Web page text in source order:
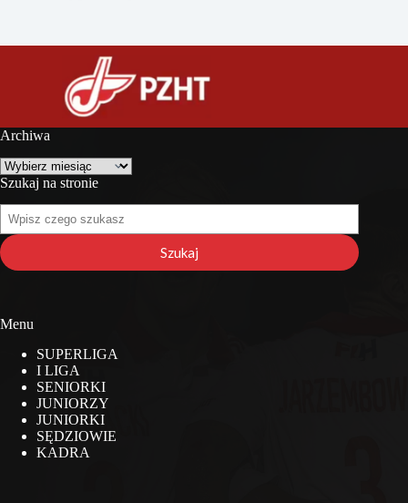
Archiwa
Archiwa
Szukaj na stronie
Szukaj
na
stronie
Szukaj
Menu
SUPERLIGA
I LIGA
SENIORKI
JUNIORZY
JUNIORKI
SĘDZIOWIE
KADRA